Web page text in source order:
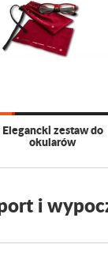
Elegancki zestaw do
okularów
i